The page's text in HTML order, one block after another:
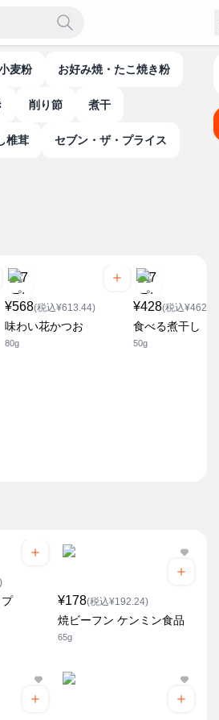
小麦粉 お好み焼・たこ焼き粉
削り節 煮干
し椎茸 セブン・ザ・プライス
¥568(税込¥613.44)
味わい花かつお
80g
¥428(税込¥462.24)
食べる煮干し
50g
¥178(税込¥192.24)
焼ビーフン ケンミン食品
65g